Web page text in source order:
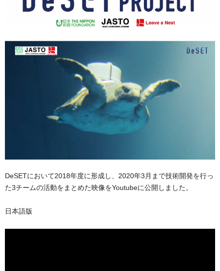
DeSETにおいて2018年度に形成し、2020年3月まで技術開発を行っ
た3チームの活動をまとめた映像をYoutubeに公開しました。
日本語版